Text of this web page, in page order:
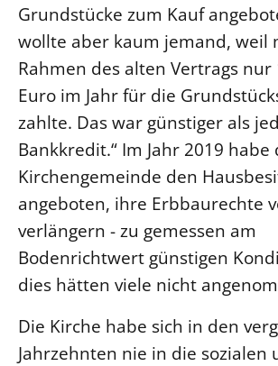
Grundstücke zum Kauf
wollte aber kaum jemand, weil
Rahmen des alten Vertrags nur
Euro im Jahr für die
zahlte. Das war günstiger als
Bankkredit.“ Im Jahr 2019 habe
Kirchengemeinde den
angeboten, ihre Erbbaurechte
verlängern - zu gemessen am
Bodenrichtwert günstigen
dies hätten viele nicht
Die Kirche habe sich in den
Jahrzehnten nie in die sozialen